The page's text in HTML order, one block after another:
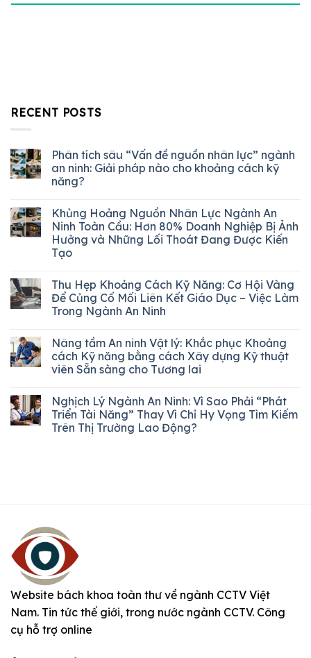
RECENT POSTS
Phân tích sâu “Vấn đề nguồn nhân lực” ngành
an ninh: Giải pháp nào cho khoảng cách kỹ
năng?
Khủng Hoảng Nguồn Nhân Lực Ngành An
Ninh Toàn Cầu: Hơn 80% Doanh Nghiệp Bị Ảnh
Hưởng và Những Lối Thoát Đang Được Kiến
Tạo
Thu Hẹp Khoảng Cách Kỹ Năng: Cơ Hội Vàng
Để Củng Cố Mối Liên Kết Giáo Dục – Việc Làm
Trong Ngành An Ninh
Nâng tầm An ninh Vật lý: Khắc phục Khoảng
cách Kỹ năng bằng cách Xây dựng Kỹ thuật
viên Sẵn sàng cho Tương lai
Nghịch Lý Ngành An Ninh: Vì Sao Phải “Phát
Triển Tài Năng” Thay Vì Chỉ Hy Vọng Tìm Kiếm
Trên Thị Trường Lao Động?
Website bách khoa toàn thư về ngành CCTV Việt
Nam. Tin tức thế giới, trong nước ngành CCTV. Công
cụ hỗ trợ online